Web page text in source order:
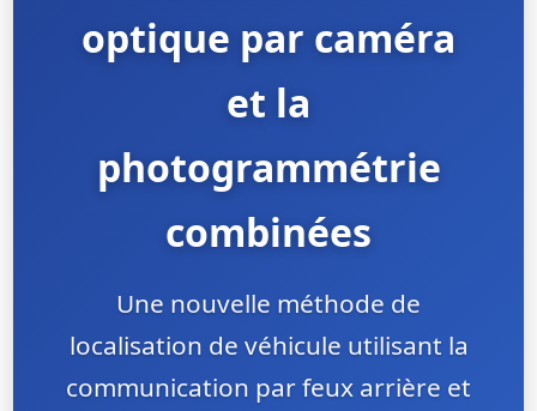
optique par caméra
et la
photogrammétrie
combinées
Une nouvelle méthode de
localisation de véhicule utilisant la
communication par feux arrière et